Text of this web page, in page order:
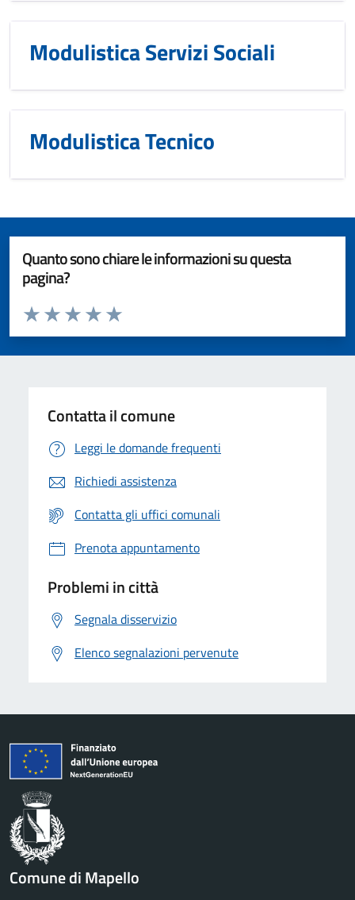
Modulistica Servizi Sociali
Modulistica Tecnico
Quanto sono chiare le informazioni su questa
pagina?
Valuta da 1 a 5 stelle la pagina
Valuta 5 stelle su 5
Valuta 4 stelle su 5
Valuta 3 stelle su 5
Valuta 2 stelle su 5
Valuta 1 stelle su 5
Contatta il comune
Leggi le domande frequenti
Richiedi assistenza
Contatta gli uffici comunali
Prenota appuntamento
Problemi in città
Segnala disservizio
Elenco segnalazioni pervenute
Comune di Mapello